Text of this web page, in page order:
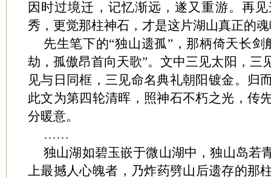
因时过境迁，记忆渐远，遂又重游。再
秀，更觉那柱神石，才是这片湖山真正的
先生笔下的“独山遗孤”，那柄倚天长
劫，孤傲昂首向天歌”。文中三见太阳，三
见与日同框，三见命名典礼朝阳镀金。归
此文为第四轮清晖，照神石不朽之光，传
分暖意。
……
独山湖如碧玉嵌于微山湖中，独山岛若
上最撼人心魄者，乃炸药劈山后遗存的